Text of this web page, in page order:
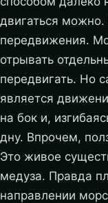
двигаться
передвижения.
отрывать
передвигать. Но
является
на бок и,
дну. Впрочем,
Это живое
медуза. Правда
направлении